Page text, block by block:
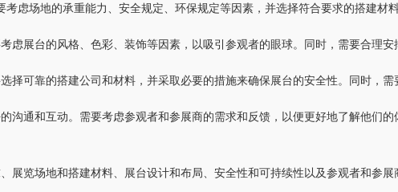
虑场地的承重能力、安全规定、环保规定等因素，并选择符合要求的搭建材
虑展台的风格、色彩、装饰等因素，以吸引参观者的眼球。同时，需要合理
可靠的搭建公司和材料，并采取必要的措施来确保展台的安全性。同时，需
沟通和互动。需要考虑参观者和参展商的需求和反馈，以便更好地了解他们
展览场地和搭建材料、展台设计和布局、安全性和可持续性以及参观者和参